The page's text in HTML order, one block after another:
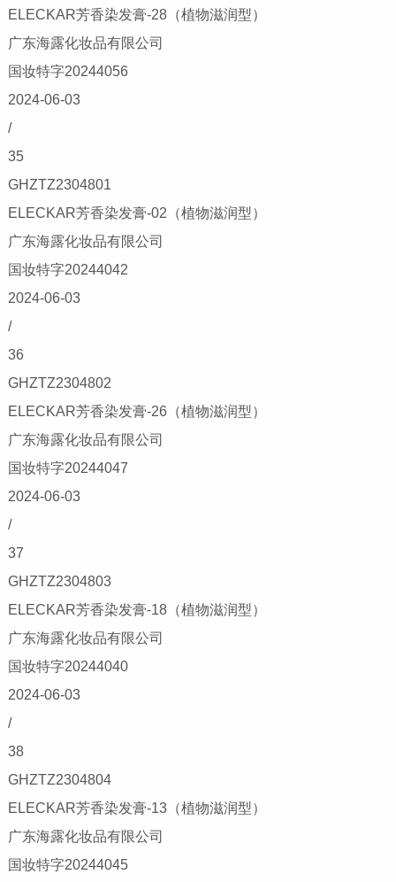
ELECKAR芳香染发膏-28（植物滋润型）
广东海露化妆品有限公司
国妆特字20244056
2024-06-03
/
35
GHZTZ2304801
ELECKAR芳香染发膏-02（植物滋润型）
广东海露化妆品有限公司
国妆特字20244042
2024-06-03
/
36
GHZTZ2304802
ELECKAR芳香染发膏-26（植物滋润型）
广东海露化妆品有限公司
国妆特字20244047
2024-06-03
/
37
GHZTZ2304803
ELECKAR芳香染发膏-18（植物滋润型）
广东海露化妆品有限公司
国妆特字20244040
2024-06-03
/
38
GHZTZ2304804
ELECKAR芳香染发膏-13（植物滋润型）
广东海露化妆品有限公司
国妆特字20244045